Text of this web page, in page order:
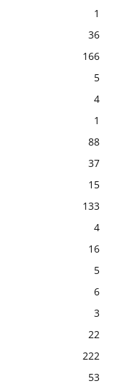
1
36
166
5
4
1
88
37
15
133
4
16
5
6
3
22
222
53